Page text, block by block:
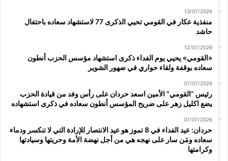
13/07/2026
منفذية عكار في القومي تحيي الذكرى 77 لاستشهاد سعاده باحتفال
حاشد
12/07/2026
«القومي» يحيي يوم الفداء ذكرى استشهاد مؤسس الحزب أنطون
سعاده بوقفة ولقاء حواري في ضهور الشوير
07/07/2026
رئيس “القومي” الأمين اسعد حردان على رأس وفد من قيادة الحزب
يضع اكليل زهر على ضريح المؤسس أنطون سعاده في ذكرى استشهاده
07/07/2026
حردان: عيد الفداء في 8 تموز هو عيد الانتصار للإرادة التي لا تنكسر ودماء
سعاده ومَن سار على نهجه هي من أجل نهضة الأمة وحريتها وسيادتها
وكرامتها